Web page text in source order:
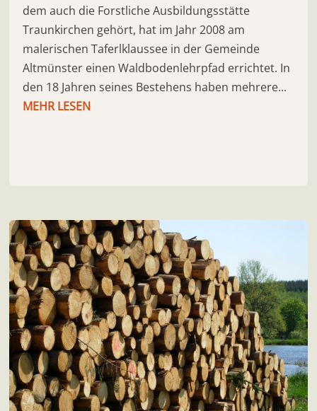
dem auch die Forstliche Ausbildungsstätte
Traunkirchen gehört, hat im Jahr 2008 am
malerischen Taferlklaussee in der Gemeinde
Altmünster einen Waldbodenlehrpfad errichtet. In
den 18 Jahren seines Bestehens haben mehrere...
MEHR LESEN